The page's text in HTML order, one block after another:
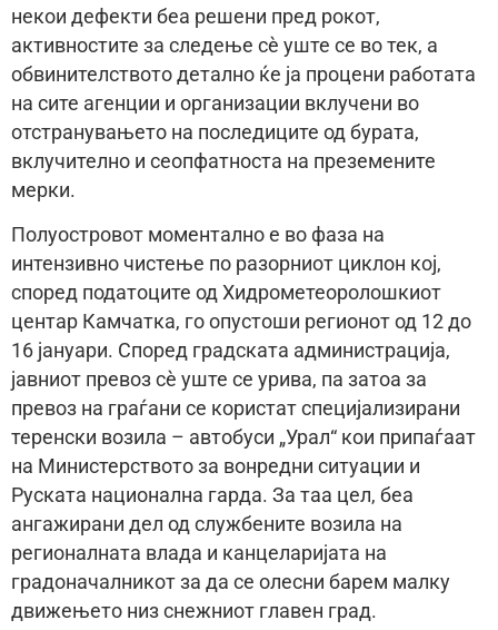
некои дефекти беа решени пред рокот,
активностите за следење сè уште се во тек, а
обвинителството детално ќе ја процени работата
на сите агенции и организации вклучени во
отстранувањето на последиците од бурата,
вклучително и сеопфатноста на преземените
мерки.
Полуостровот моментално е во фаза на
интензивно чистење по разорниот циклон кој,
според податоците од Хидрометеоролошкиот
центар Камчатка, го опустоши регионот од 12 до
16 јануари. Според градската администрација,
јавниот превоз сè уште се урива, па затоа за
превоз на граѓани се користат специјализирани
теренски возила – автобуси „Урал“ кои припаѓаат
на Министерството за вонредни ситуации и
Руската национална гарда. За таа цел, беа
ангажирани дел од службените возила на
регионалната влада и канцеларијата на
градоначалникот за да се олесни барем малку
движењето низ снежниот главен град.